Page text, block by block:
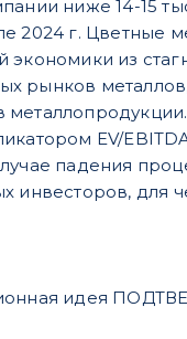
ниже 14-15
2024 г. Цветные
из
рынков
EV/
падения
инвесторов, для
идея